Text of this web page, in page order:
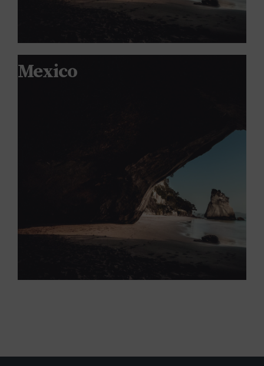
Mexico